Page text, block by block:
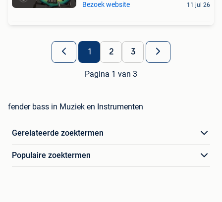
Bezoek website 11 jul 26
1 2 3
Pagina 1 van 3
fender bass in Muziek en Instrumenten
Gerelateerde zoektermen
Populaire zoektermen